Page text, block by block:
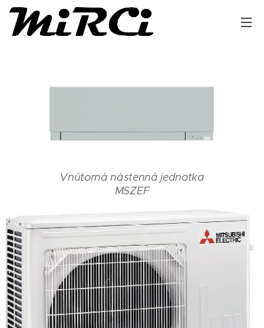
Vnútorná nástenná jednotka
MSZEF